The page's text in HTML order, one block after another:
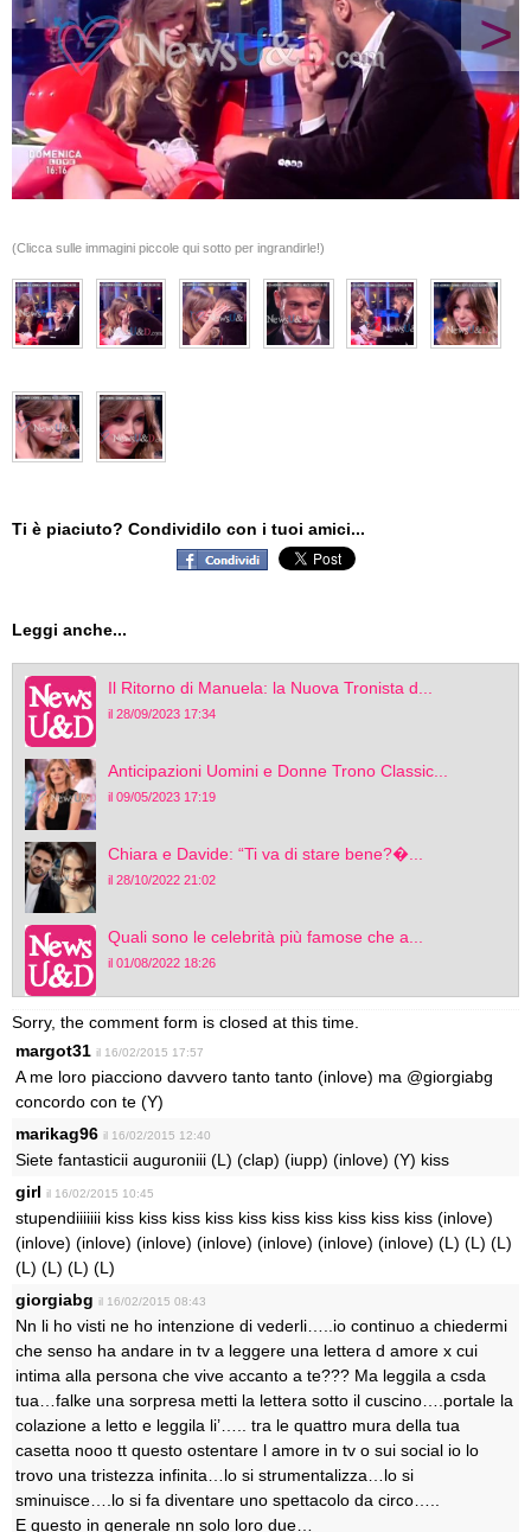
>
(Clicca sulle immagini piccole qui sotto per ingrandirle!)
Ti è piaciuto? Condividilo con i tuoi amici...
Leggi anche...
Il Ritorno di Manuela: la Nuova Tronista d...
il 28/09/2023 17:34
Anticipazioni Uomini e Donne Trono Classic...
il 09/05/2023 17:19
Chiara e Davide: “Ti va di stare bene?�...
il 28/10/2022 21:02
Quali sono le celebrità più famose che a...
il 01/08/2022 18:26
Sorry, the comment form is closed at this time.
margot31 il 16/02/2015 17:57
A me loro piacciono davvero tanto tanto (inlove) ma @giorgiabg
concordo con te (Y)
marikag96 il 16/02/2015 12:40
Siete fantasticii auguroniii (L) (clap) (iupp) (inlove) (Y) kiss
girl il 16/02/2015 10:45
stupendiiiiiii kiss kiss kiss kiss kiss kiss kiss kiss kiss kiss (inlove)
(inlove) (inlove) (inlove) (inlove) (inlove) (inlove) (inlove) (L) (L) (L)
(L) (L) (L) (L)
giorgiabg il 16/02/2015 08:43
Nn li ho visti ne ho intenzione di vederli…..io continuo a chiedermi
che senso ha andare in tv a leggere una lettera d amore x cui
intima alla persona che vive accanto a te??? Ma leggila a csda
tua…falke una sorpresa metti la lettera sotto il cuscino….portale la
colazione a letto e leggila li’….. tra le quattro mura della tua
casetta nooo tt questo ostentare l amore in tv o sui social io lo
trovo una tristezza infinita…lo si strumentalizza…lo si
sminuisce….lo si fa diventare uno spettacolo da circo…..
E questo in generale nn solo loro due…